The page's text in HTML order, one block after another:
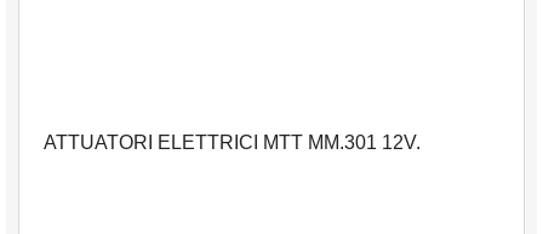
ATTUATORI ELETTRICI MTT MM.301 12V.